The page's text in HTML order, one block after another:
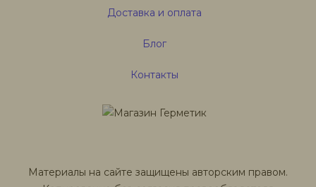
Доставка и оплата
Блог
Контакты
Материалы на сайте защищены авторским правом.